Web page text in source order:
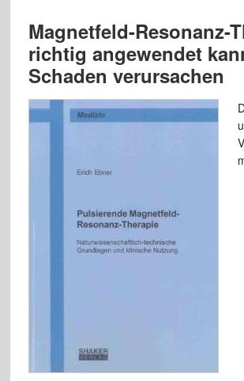
Magnetfeld-Resonanz-
richtig angewendet
Schaden verursachen